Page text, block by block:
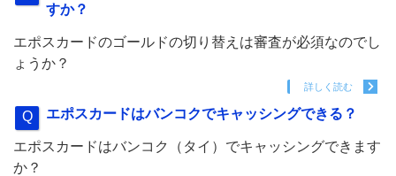
すか？
エポスカードのゴールドの切り替えは審査が必須なのでし
ょうか？
詳しく読む
エポスカードはバンコクでキャッシングできる？
エポスカードはバンコク（タイ）でキャッシングできます
か？